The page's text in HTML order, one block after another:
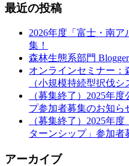
最近の投稿
2026年度「富士・南
集！
森林生態系部門
オンラインセミナー：
（小規模持続型択伐シ
（募集終了）2025年
プ参加者募集のお知ら
（募集終了）2025年
ターンシップ」参加者
アーカイブ